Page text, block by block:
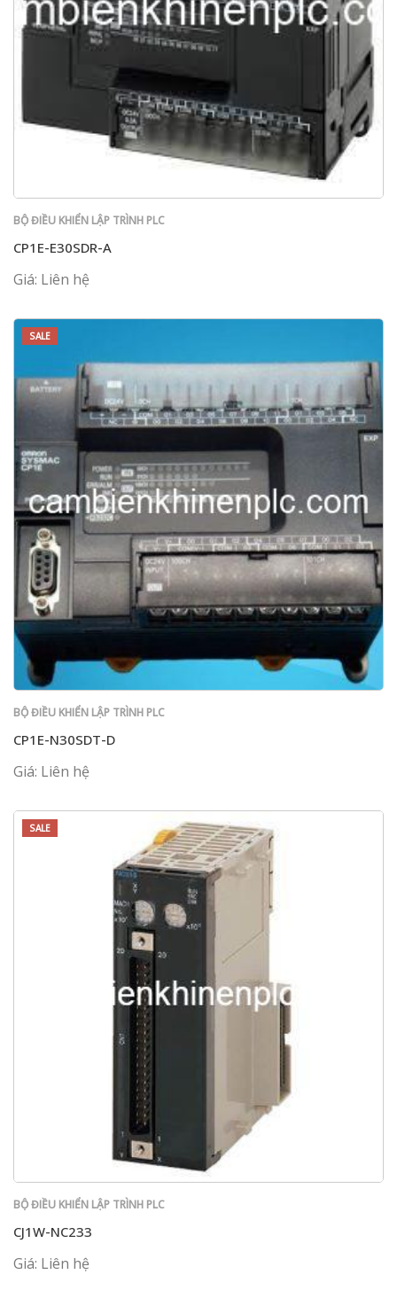
BỘ ĐIỀU KHIỂN LẬP TRÌNH PLC
CP1E-E30SDR-A
Giá: Liên hệ
SALE
BỘ ĐIỀU KHIỂN LẬP TRÌNH PLC
CP1E-N30SDT-D
Giá: Liên hệ
SALE
BỘ ĐIỀU KHIỂN LẬP TRÌNH PLC
CJ1W-NC233
Giá: Liên hệ